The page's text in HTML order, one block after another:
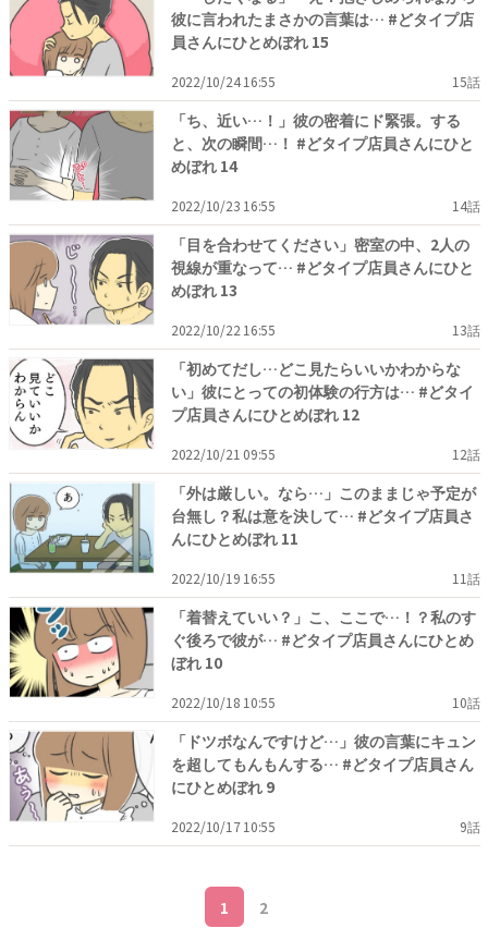
彼に言われたまさかの言葉は… #どタイプ店
員さんにひとめぼれ 15
2022/10/24 16:55 15話
「ち、近い…！」彼の密着にド緊張。する
と、次の瞬間…！ #どタイプ店員さんにひと
めぼれ 14
2022/10/23 16:55 14話
「目を合わせてください」密室の中、2人の
視線が重なって… #どタイプ店員さんにひと
めぼれ 13
2022/10/22 16:55 13話
「初めてだし…どこ見たらいいかわからな
い」彼にとっての初体験の行方は… #どタイ
プ店員さんにひとめぼれ 12
2022/10/21 09:55 12話
「外は厳しい。なら…」このままじゃ予定が
台無し？私は意を決して… #どタイプ店員さ
んにひとめぼれ 11
2022/10/19 16:55 11話
「着替えていい？」こ、ここで…！？私のす
ぐ後ろで彼が… #どタイプ店員さんにひとめ
ぼれ 10
2022/10/18 10:55 10話
「ドツボなんですけど…」彼の言葉にキュン
を超してもんもんする… #どタイプ店員さん
にひとめぼれ 9
2022/10/17 10:55 9話
1 2